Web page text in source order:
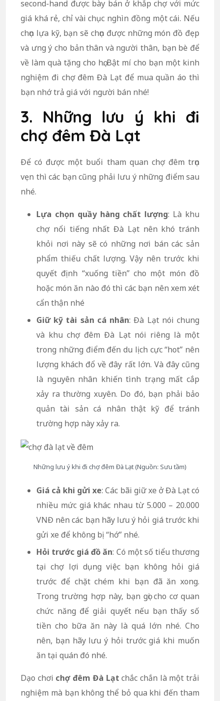
second-hand được bày bán ở khắp chợ với mức
giá khá rẻ, chỉ vài chục nghìn đồng một cái. Nếu
chọn lựa kỹ, bạn sẽ chọn được những món đồ đẹp
và ưng ý cho bản thân và người thân, bạn bè để
về làm quà tặng cho họ. Bật mí cho bạn một kinh
nghiệm đi chợ đêm Đà Lạt để mua quần áo thì
bạn nhớ trả giá với người bán nhé!
3. Những lưu ý khi đi
chợ đêm Đà Lạt
Để có được một buổi tham quan chợ đêm trọn
vẹn thì các bạn cũng phải lưu ý những điểm sau
nhé.
Lựa chọn quầy hàng chất lượng: Là khu
chợ nổi tiếng nhất Đà Lạt nên khó tránh
khỏi nơi này sẽ có những nơi bán các sản
phẩm thiếu chất lượng. Vậy nên trước khi
quyết định “xuống tiền” cho một món đồ
hoặc món ăn nào đó thì các bạn nên xem xét
cẩn thận nhé
Giữ kỹ tài sản cá nhân: Đà Lạt nói chung
và khu chợ đêm Đà Lạt nói riêng là một
trong những điểm đến du lịch cực “hot” nên
lượng khách đổ về đây rất lớn. Và đây cũng
là nguyên nhân khiến tình trạng mất cắp
xảy ra thường xuyên. Do đó, bạn phải bảo
quản tài sản cá nhân thật kỹ để tránh
trường hợp này xảy ra.
Những lưu ý khi đi chợ đêm Đà Lạt (Nguồn: Sưu tầm)
Giá cả khi gửi xe: Các bãi giữ xe ở Đà Lạt có
nhiều mức giá khác nhau từ 5.000 – 20.000
VNĐ nên các bạn hãy lưu ý hỏi giá trước khi
gửi xe để không bị “hớ” nhé.
Hỏi trước giá đồ ăn: Có một số tiểu thương
tại chợ lợi dụng việc bạn không hỏi giá
trước để chặt chém khi bạn đã ăn xong.
Trong trường hợp này, bạn gọi cho cơ quan
chức năng để giải quyết nếu bạn thấy số
tiền cho bữa ăn này là quá lớn nhé. Cho
nên, bạn hãy lưu ý hỏi trước giá khi muốn
ăn tại quán đó nhé.
Dạo chơi chợ đêm Đà Lạt chắc chắn là một trải
nghiệm mà bạn không thể bỏ qua khi đến tham